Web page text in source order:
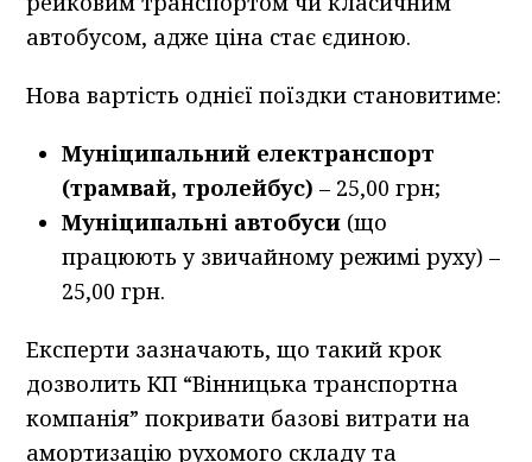
автобусом, адже ціна стає єдиною.
Нова вартість однієї поїздки становитиме:
Муніципальний електранспорт
(трамвай, тролейбус) – 25,00 грн;
Муніципальні автобуси (що
працюють у звичайному режимі руху) –
25,00 грн.
Експерти зазначають, що такий крок
дозволить КП “Вінницька транспортна
компанія” покривати базові витрати на
амортизацію рухомого складу та